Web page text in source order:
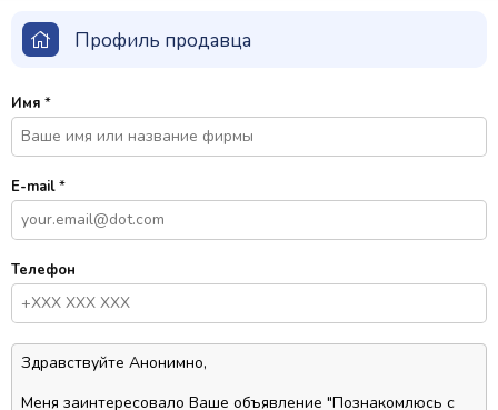
Профиль продавца
Имя *
E-mail*
Телефон